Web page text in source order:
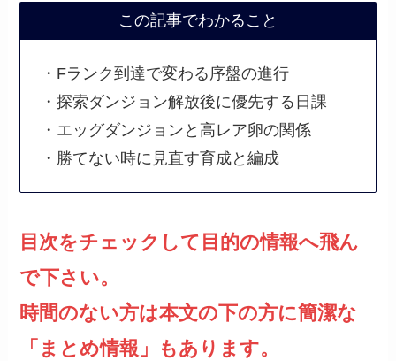
この記事でわかること
・Fランク到達で変わる序盤の進行
・探索ダンジョン解放後に優先する日課
・エッグダンジョンと高レア卵の関係
・勝てない時に見直す育成と編成
目次をチェックして目的の情報へ飛ん
で下さい。
時間のない方は本文の下の方に簡潔な
「まとめ情報」もあります。